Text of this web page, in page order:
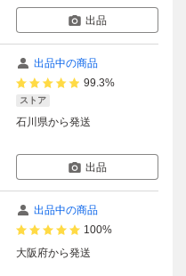
出品
出品中の商品
99.3%
ストア
石川県から発送
出品
出品中の商品
100%
大阪府から発送